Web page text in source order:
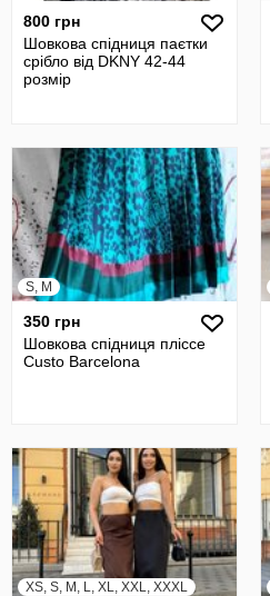
800 грн
Шовкова спідниця паєтки
срібло від DKNY 42-44
розмір
S, M
350 грн
Шовкова спідниця пліссе
Custo Barcelona
XS, S, M, L, XL, XXL, XXXL